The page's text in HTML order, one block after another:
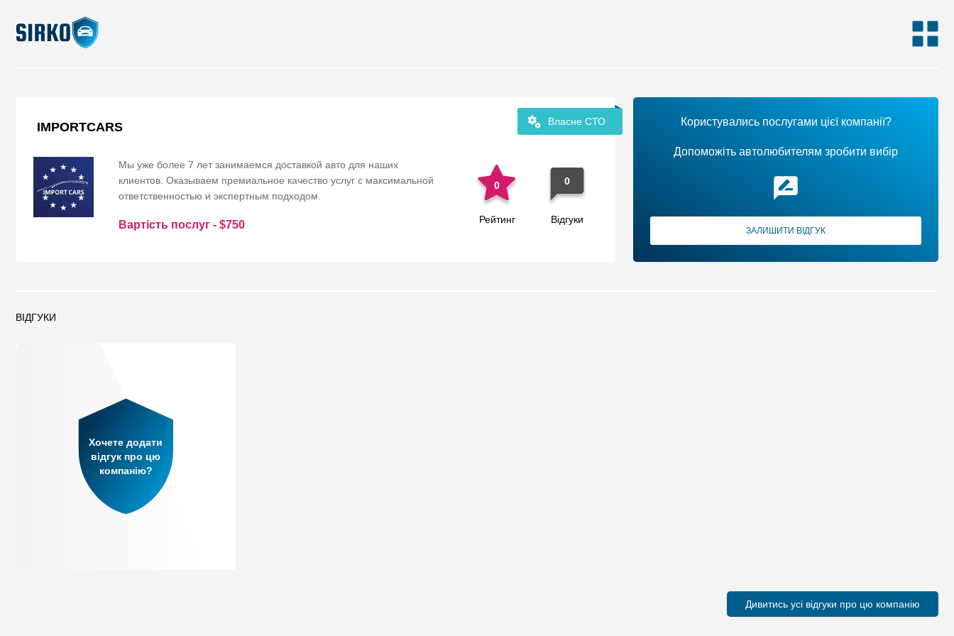
Власне СТО
IMPORTCARS
Мы уже более 7 лет занимаемся доставкой авто для наших
клиентов. Оказываем премиальное качество услуг с максимальной
ответственностью и экспертным подходом.
Вартість послуг - $750
0
Рейтинг
0
Відгуки
Користувались послугами цієї компанії?
Допоможіть автолюбителям зробити вибір
ЗАЛИШИТИ ВІДГУК
ВІДГУКИ
Хочете додати
відгук про цю
компанію?
Дивитись усі відгуки про цю компанію